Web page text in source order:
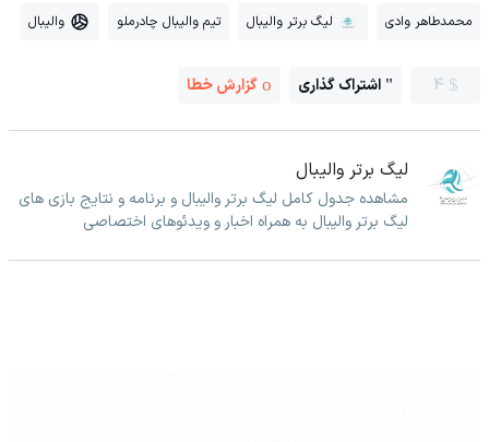
محمدطاهر وادی لیگ برتر والیبال تیم والیبال چادرملو والیبال
4 اشتراک گذاری گزارش خطا
لیگ برتر والیبال
مشاهده جدول کامل لیگ برتر والیبال و برنامه و نتایج بازی های
لیگ برتر والیبال به همراه اخبار و ویدئوهای اختصاصی